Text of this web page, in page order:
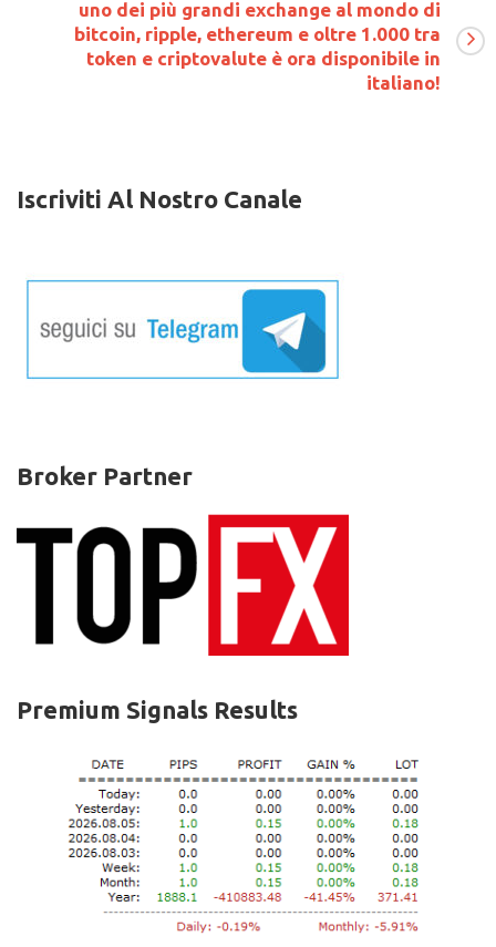
tutto
il
mondo
uno dei più grandi exchange al mondo di
bitcoin, ripple, ethereum e oltre 1.000 tra
token e criptovalute è ora disponibile in
italiano!
Iscriviti Al Nostro Canale
Broker Partner
Premium Signals Results